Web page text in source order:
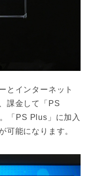
とインターネット
課金して「PS
「PS Plus」に加入
可能になります。